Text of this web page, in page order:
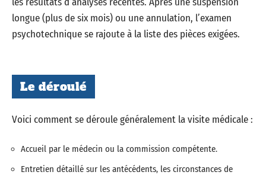
longue (plus de six mois) ou une annulation, l’examen
psychotechnique se rajoute à la liste des pièces exigées.
Le déroulé
Voici comment se déroule généralement la visite médicale :
Accueil par le médecin ou la commission compétente.
Entretien détaillé sur les antécédents, les circonstances de